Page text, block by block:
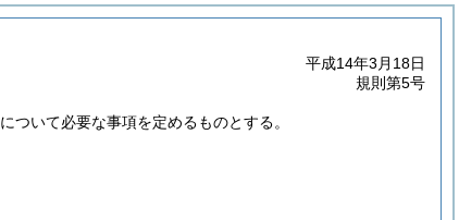
平成14年3月18日
規則第5号
について必要な事項を定めるものとする。